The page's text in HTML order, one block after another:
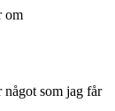
om
något som jag får